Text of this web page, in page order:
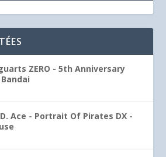
ZERO - 5th Anniversary
Ace - Portrait Of Pirates DX -